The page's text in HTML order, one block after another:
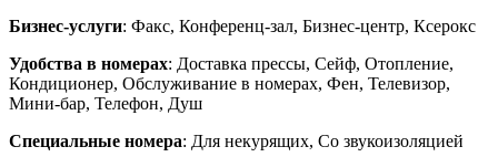
Бизнес-услуги: Факс, Конференц-зал, Бизнес-центр, Ксерокс
Удобства в номерах: Доставка прессы, Сейф, Отопление,
Кондиционер, Обслуживание в номерах, Фен, Телевизор,
Мини-бар, Телефон, Душ
Специальные номера: Для некурящих, Со звукоизоляцией